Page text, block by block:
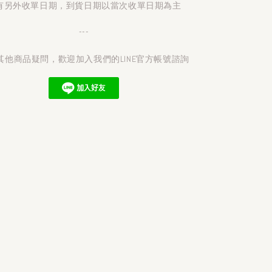
另外收單日期，到貨日期以當次收單日期為主
---
他商品疑問，歡迎加入我們的LINE官方帳號諮詢